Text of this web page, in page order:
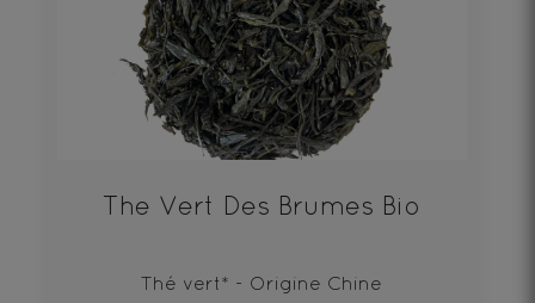
The Vert Des Brumes Bio
Thé vert* - Origine Chine